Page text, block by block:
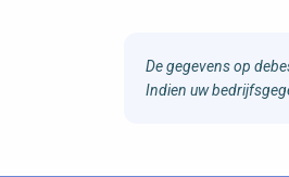
De gegevens op
Indien uw